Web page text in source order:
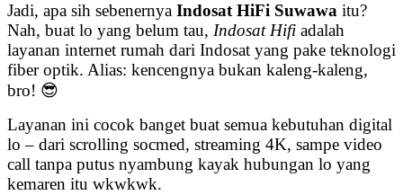
Jadi, apa sih sebenernya Indosat HiFi Suwawa itu?
Nah, buat lo yang belum tau, Indosat Hifi adalah
layanan internet rumah dari Indosat yang pake teknologi
fiber optik. Alias: kencengnya bukan kaleng-kaleng,
bro! 😎
Layanan ini cocok banget buat semua kebutuhan digital
lo – dari scrolling socmed, streaming 4K, sampe video
call tanpa putus nyambung kayak hubungan lo yang
kemaren itu wkwkwk.